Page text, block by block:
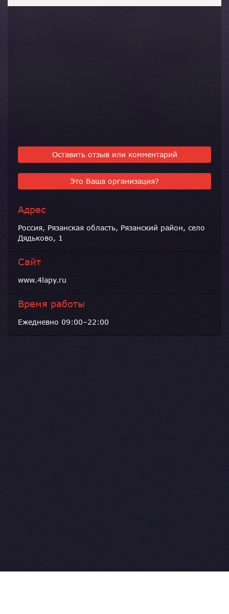
Оставить отзыв или комментарий
Это Ваша организация?
Адрес
Россия, Рязанская область, Рязанский район, село
Дядьково, 1
Сайт
www.4lapy.ru
Время работы
Ежедневно 09:00–22:00